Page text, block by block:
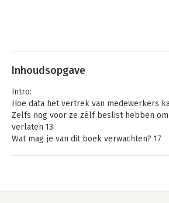
Inhoudsopgave
Intro:
Hoe data het vertrek van medewerkers
Zelfs nog voor ze zélf beslist hebben
verlaten 13
Wat mag je van dit boek verwachten? 17